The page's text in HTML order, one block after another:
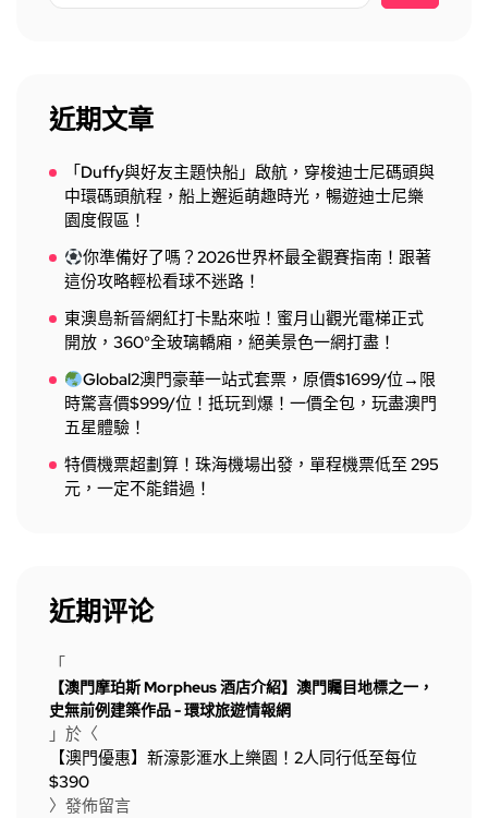
近期文章
「Duffy與好友主題快船」啟航，穿梭迪士尼碼頭與
中環碼頭航程，船上邂逅萌趣時光，暢遊迪士尼樂
園度假區！
你準備好了嗎？2026世界杯最全觀賽指南！跟著
這份攻略輕松看球不迷路！
東澳島新晉網紅打卡點來啦！蜜月山觀光電梯正式
開放，360°全玻璃轎廂，絕美景色一網打盡！
Global2澳門豪華一站式套票，原價$1699/位→限
時驚喜價$999/位！抵玩到爆！一價全包，玩盡澳門
五星體驗！
特價機票超劃算！珠海機場出發，單程機票低至 295
元，一定不能錯過！
近期评论
「
【澳門摩珀斯 Morpheus 酒店介紹】澳門矚目地標之一，
史無前例建築作品 - 環球旅遊情報網
」於〈
【澳門優惠】新濠影滙水上樂園！2人同行低至每位
$390
〉發佈留言